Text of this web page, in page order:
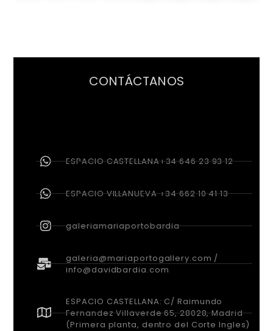
CONTÁCTANOS
ESPACIO CASTELLANA+34 646 23 93 12
ESPACIO VILLANUEVA +34 662 10 41 13
galeriamariaportobardia
galeria@mariaportogallery.com /
info@davidbardia.com
ESPACIO CASTELLANA: C/ Raimundo
Fernandez Villaverde 65, 28028, Madrid
(Primera planta, dentro del Corte Ingles)